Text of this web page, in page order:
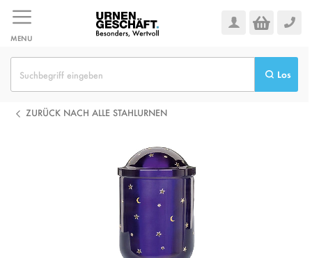
Inhalt
springen
MENU
Los
ZURÜCK NACH ALLE STAHLURNEN